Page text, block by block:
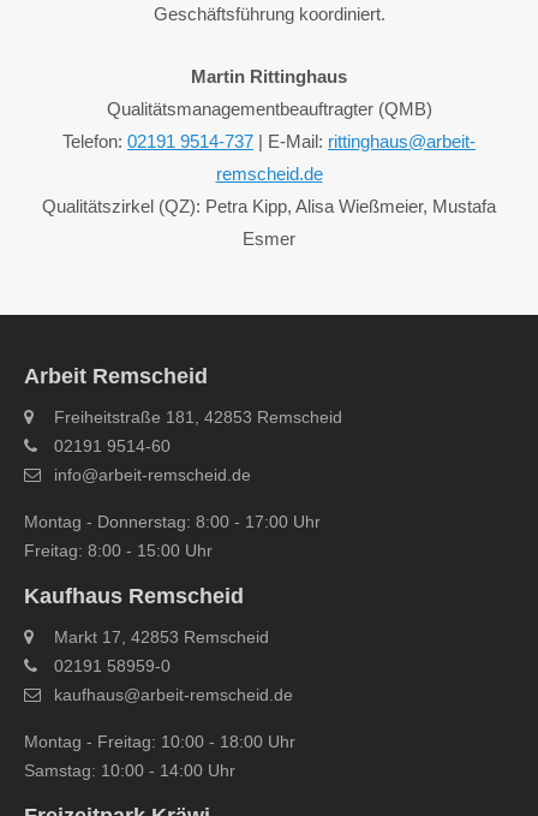
Geschäftsführung koordiniert.
Martin Rittinghaus
Qualitätsmanagementbeauftragter (QMB)
Telefon: 02191 9514-737 | E-Mail: rittinghaus@arbeit-
remscheid.de
Qualitätszirkel (QZ): Petra Kipp, Alisa Wießmeier, Mustafa
Esmer
Arbeit Remscheid
Freiheitstraße 181, 42853 Remscheid
02191 9514-60
info@arbeit-remscheid.de
Montag - Donnerstag: 8:00 - 17:00 Uhr
Freitag: 8:00 - 15:00 Uhr
Kaufhaus Remscheid
Markt 17, 42853 Remscheid
02191 58959-0
kaufhaus@arbeit-remscheid.de
Montag - Freitag: 10:00 - 18:00 Uhr
Samstag: 10:00 - 14:00 Uhr